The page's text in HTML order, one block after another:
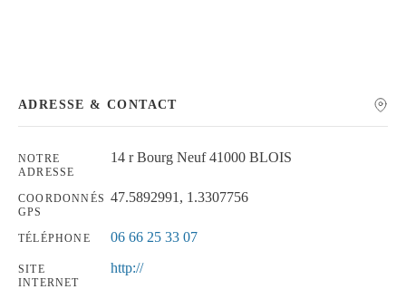
ADRESSE & CONTACT
NOTRE
ADRESSE
14 r Bourg Neuf 41000 BLOIS
COORDONNÉS
GPS
47.5892991, 1.3307756
TÉLÉPHONE 06 66 25 33 07
SITE
INTERNET
http://